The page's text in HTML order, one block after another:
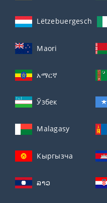
Lëtzebuergesch
Maori
አማርኛ
Ўзбек
Malagasy
Кыргызча
ລາວ